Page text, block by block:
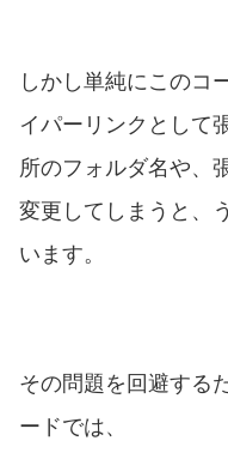
しかし単純にこのコ
イパーリンクとして
所のフォルダ名や、
変更してしまうと、
います。
その問題を回避する
ードでは、